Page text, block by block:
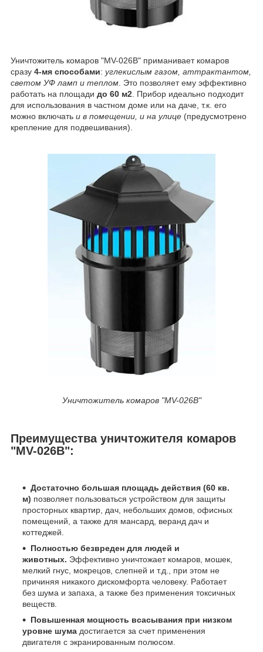
Уничтожитель комаров "MV-026B" приманивает комаров
сразу 4-мя способами: углекислым газом, аттрактантом,
светом УФ ламп и теплом . Это позволяет ему эффективно
работать на площади до 60 м2 . Прибор идеально подходит
для использования в частном доме или на даче, т.к. его
можно включать и в помещении, и на улице (предусмотрено
крепление для подвешивания).
Уничтожитель комаров "MV-026B"
Преимущества уничтожителя комаров
"MV-026B":
Достаточно большая площадь действия (60 кв.
м) позволяет пользоваться устройством для защиты
просторных квартир, дач, небольших домов, офисных
помещений, а также для мансард, веранд дач и
коттеджей.
Полностью безвреден для людей и
животных. Эффективно уничтожает комаров, мошек,
мелкий гнус, мокрецов, слепней и т.д., при этом не
причиняя никакого дискомфорта человеку. Работает
без шума и запаха, а также без применения токсичных
веществ.
Повышенная мощность всасывания при низком
уровне шума достигается за счет применения
двигателя с экранированным полюсом.